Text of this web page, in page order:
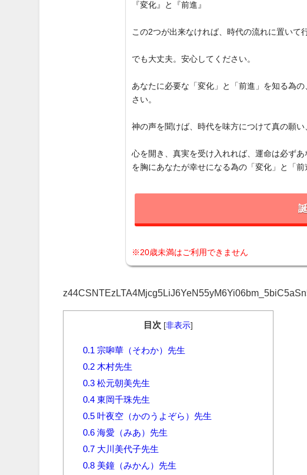
『変化』と『前進』
この2つが出来なければ、時代の流れに置いて
でも大丈夫。安心してください。
あなたに必要な「変化」と「前進」を知る為
さい。
神の声を聞けば、時代を味方につけて真の願
心を開き、真実を受け入れれば、運命は必ず
を胸にあなたが幸せになる為の「変化」と「前
※20歳未満はご利用できません
目次 [非表示]
0.1 宗啝華（そわか）先生
0.2 木村先生
0.3 松元朝美先生
0.4 東岡千珠先生
0.5 叶夜空（かのうよぞら）先生
0.6 海愛（みあ）先生
0.7 大川美代子先生
0.8 美鐘（みかん）先生